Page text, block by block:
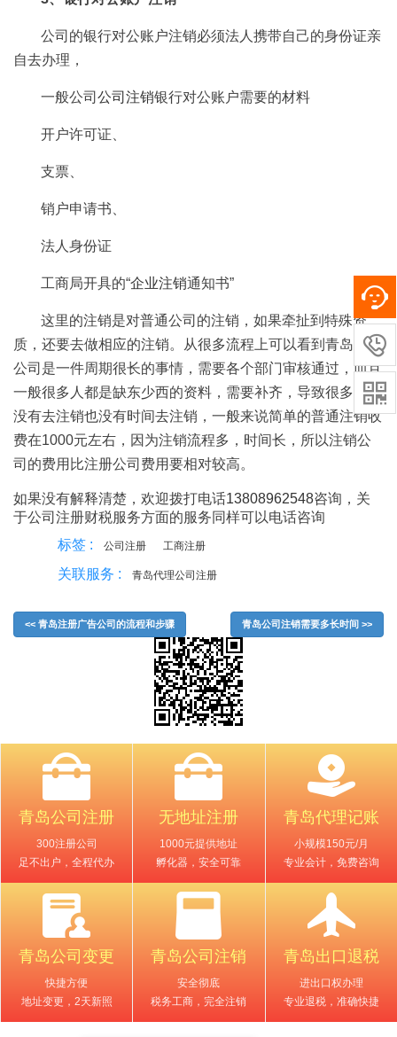
公司的银行对公账户注销必须法人携带自己的身份证亲
自去办理，
一般公司公司注销银行对公账户需要的材料
开户许可证、
支票、
销户申请书、
法人身份证
工商局开具的“企业注销通知书”
这里的注销是对普通公司的注销，如果牵扯到特殊资
质，还要去做相应的注销。从很多流程上可以看到青岛注销
公司是一件周期很长的事情，需要各个部门审核通过，而且
一般很多人都是缺东少西的资料，需要补齐，导致很多人都
没有去注销也没有时间去注销，一般来说简单的普通注销收
费在1000元左右，因为注销流程多，时间长，所以注销公
司的费用比注册公司费用要相对较高。
如果没有解释清楚，欢迎拨打电话13808962548咨询，关
于公司注册财税服务方面的服务同样可以电话咨询
标签 :
公司注册 工商注册
关联服务 : 青岛代理公司注册
<< 青岛注册广告公司的流程和步骤 青岛公司注销需要多长时间 >>
青岛公司注册
300注册公司
足不出户，全程代办
无地址注册
1000元提供地址
孵化器，安全可靠
青岛代理记账
小规模150元/月
专业会计，免费咨询
青岛公司变更
快捷方便
地址变更，2天新照
青岛公司注销
安全彻底
税务工商，完全注销
青岛出口退税
进出口权办理
专业退税，准确快捷

